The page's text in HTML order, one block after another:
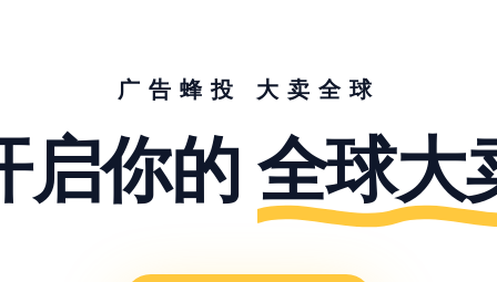
了我
们大
量的
运营
广告蜂投 大卖全球
启你的全球大